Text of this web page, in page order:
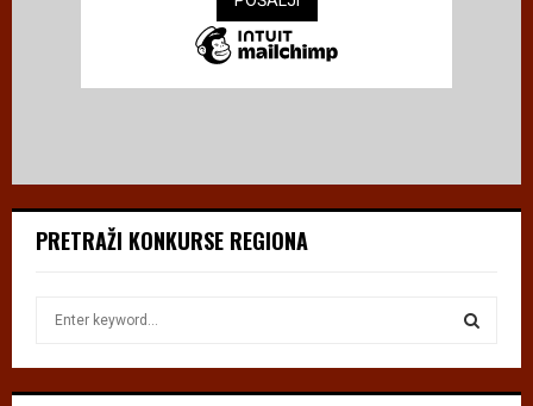
PRETRAŽI KONKURSE REGIONA
S